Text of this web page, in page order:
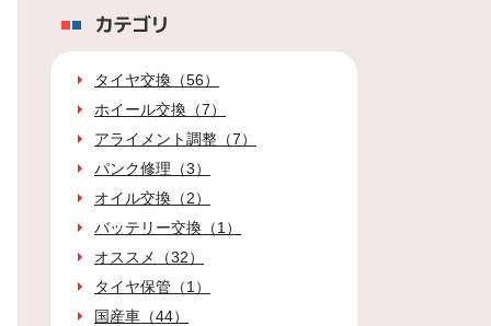
カテゴリ
タイヤ交換（56）
ホイール交換（7）
アライメント調整（7）
パンク修理（3）
オイル交換（2）
バッテリー交換（1）
オススメ（32）
タイヤ保管（1）
国産車（44）